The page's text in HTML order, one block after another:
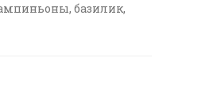
базилик,